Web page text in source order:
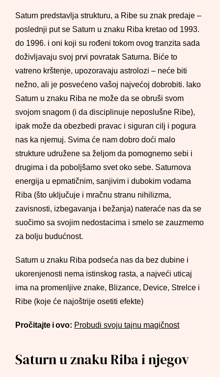
Saturn predstavlja strukturu, a Ribe su znak predaje –
poslednji put se Saturn u znaku Riba kretao od 1993.
do 1996. i oni koji su rođeni tokom ovog tranzita sada
doživljavaju svoj prvi povratak Saturna. Biće to
vatreno krštenje, upozoravaju astrolozi – neće biti
nežno, ali je posvećeno vašoj najvećoj dobrobiti. Iako
Saturn u znaku Riba ne može da se obruši svom
svojom snagom (i da disciplinuje neposlušne Ribe),
ipak može da obezbedi pravac i siguran cilj i pogura
nas ka njemuj. Svima će nam dobro doći malo
strukture udružene sa željom da pomognemo sebi i
drugima i da poboljšamo svet oko sebe. Saturnova
energija u epmatičnim, sanjivim i dubokim vodama
Riba (što uključuje i mračnu stranu nihilizma,
zavisnosti, izbegavanja i bežanja) nateraće nas da se
suočimo sa svojim nedostacima i smelo se zauzmemo
za bolju budućnost.
Saturn u znaku Riba podseća nas da bez dubine i
ukorenjenosti nema istinskog rasta, a najveći uticaj
ima na promenljive znake, Blizance, Device, Strelce i
Ribe (koje će najoštrije osetiti efekte)
Pročitajte i ovo: Probudi svoju tajnu magičnost
Saturn u znaku Riba i njegov